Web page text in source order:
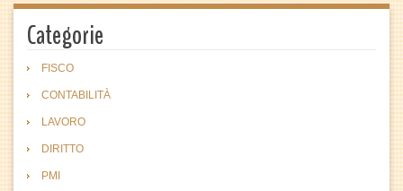
Categorie
FISCO
CONTABILITÀ
LAVORO
DIRITTO
PMI